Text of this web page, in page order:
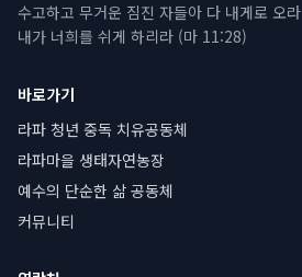
수고하고 무거운 짐진 자들아 다 내게로 오라
내가 너희를 쉬게 하리라 (마 11:28)
바로가기
라파 청년 중독 치유공동체
라파마을 생태자연농장
예수의 단순한 삶 공동체
커뮤니티